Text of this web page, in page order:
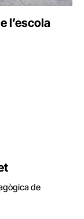
l’escola
de